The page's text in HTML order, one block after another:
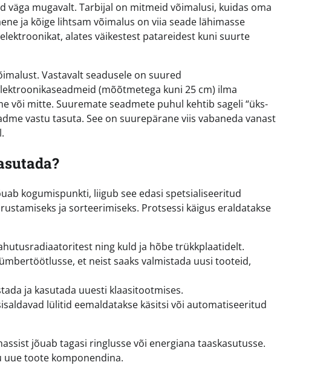
mugavalt. Tarbijal on mitmeid võimalusi, kuidas oma
ja kõige lihtsam võimalus on viia seade lähimasse
alates väikestest patareidest kuni suurte
Vastavalt seadusele on suured
(mõõtmetega kuni 25 cm) ilma
või mitte. Suuremate seadmete puhul kehtib sageli “üks-
vastu tasuta. See on suurepärane viis vabaneda vanast
kogumispunkti, liigub see edasi spetsialiseeritud
ja sorteerimiseks. Protsessi käigus eraldatakse
ning kuld ja hõbe trükkplaatidelt.
et neist saaks valmistada uusi tooteid,
ja kasutada uuesti klaasitootmises.
lülitid eemaldatakse käsitsi või automatiseeritud
jõuab tagasi ringlusse või energiana taaskasutusse.
uue toote komponendina.